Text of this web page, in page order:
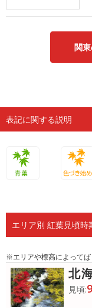
関
表記に関する説明
エリア別 紅葉見頃時
※エリアや標高によってば
北
見頃: